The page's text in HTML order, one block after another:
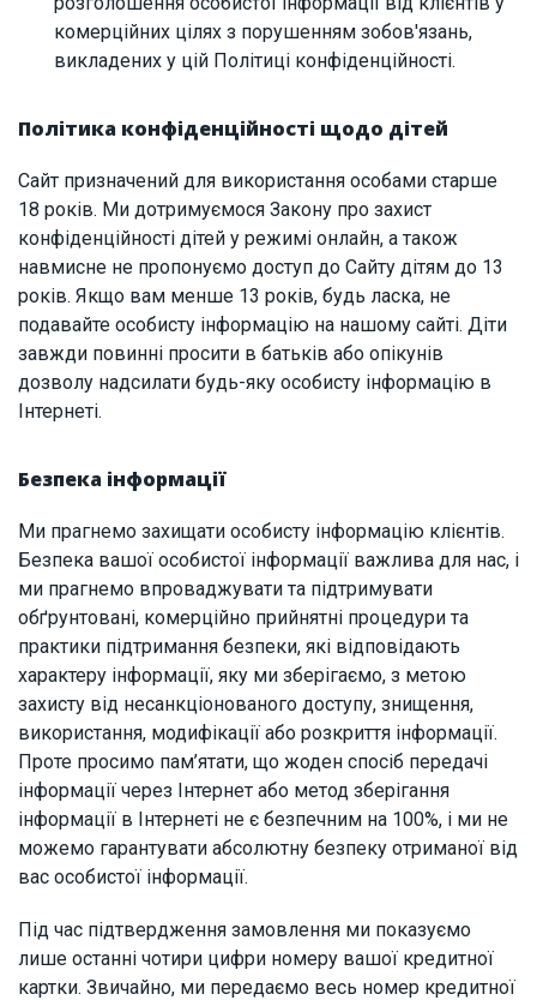
комерційних цілях з порушенням зобов'язань,
викладених у цій Політиці конфіденційності.
Політика конфіденційності щодо дітей
Сайт призначений для використання особами старше
18 років. Ми дотримуємося Закону про захист
конфіденційності дітей у режимі онлайн, а також
навмисне не пропонуємо доступ до Сайту дітям до 13
років. Якщо вам менше 13 років, будь ласка, не
подавайте особисту інформацію на нашому сайті. Діти
завжди повинні просити в батьків або опікунів
дозволу надсилати будь-яку особисту інформацію в
Інтернеті.
Безпека інформації
Ми прагнемо захищати особисту інформацію клієнтів.
Безпека вашої особистої інформації важлива для нас, і
ми прагнемо впроваджувати та підтримувати
обґрунтовані, комерційно прийнятні процедури та
практики підтримання безпеки, які відповідають
характеру інформації, яку ми зберігаємо, з метою
захисту від несанкціонованого доступу, знищення,
використання, модифікації або розкриття інформації.
Проте просимо пам’ятати, що жоден спосіб передачі
інформації через Інтернет або метод зберігання
інформації в Інтернеті не є безпечним на 100%, і ми не
можемо гарантувати абсолютну безпеку отриманої від
вас особистої інформації.
Під час підтвердження замовлення ми показуємо
лише останні чотири цифри номеру вашої кредитної
картки. Звичайно, ми передаємо весь номер кредитної